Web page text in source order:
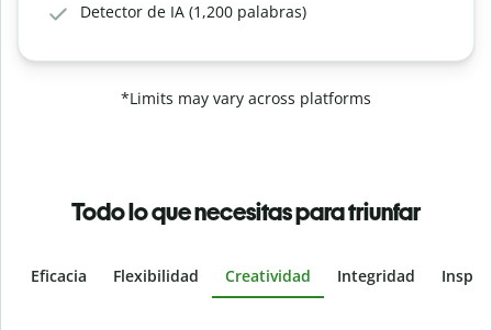
Detector de IA (1,200 palabras)
*Limits may vary across platforms
Todo lo que necesitas para triunfar
Eficacia Flexibilidad Creatividad Integridad